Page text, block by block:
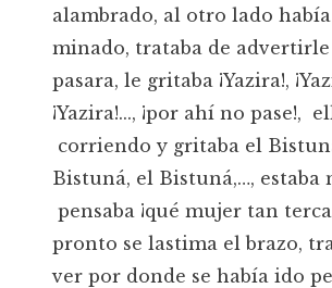
alambrado, al otro lado
minado, trataba de
pasara, le gritaba ¡Yazira!,
¡Yazira!..., ¡por ahí no pase!,
corriendo y gritaba el
Bistuná, el Bistuná,…, estaba
pensaba ¡qué mujer tan
pronto se lastima el brazo,
ver por donde se había ido